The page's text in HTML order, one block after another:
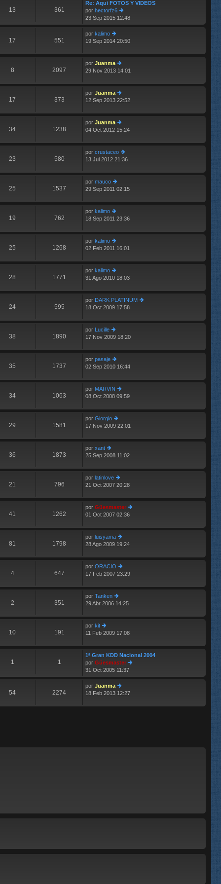
im
o
m
e
s
e
13 361
Re: Aqui FOTOS Y VIDEOS
por hectorfz6
er
últ
o
e
n
s
e
23 Sep 2015 12:48
17 551
por kalimo
er
im
o
m
n
s
aj
19 Sep 2014 20:50
8 2097
por Juanma
er
im
o
m
n
s
aj
29 Nov 2013 14:01
17 373
por Juanma
er
im
o
m
n
s
aj
12 Sep 2013 22:52
34 1238
por Juanma
er
im
o
m
n
aj
04 Oct 2012 15:24
23 580
por crustaceo
er
im
m
n
aj
13 Jul 2012 21:36
25 1537
por mauco
er
im
o
m
n
s
aj
29 Sep 2011 02:15
19 762
por kalimo
er
im
o
m
n
s
aj
18 Sep 2011 23:36
25 1268
por kalimo
er
im
o
m
n
s
aj
02 Feb 2011 16:01
28 1771
por kalimo
er
im
o
m
n
s
aj
31 Ago 2010 18:03
24 595
por DARK PLATINUM
im
n
18 Oct 2009 17:58
38 1890
por Lucille
er
im
o
m
n
s
aj
17 Nov 2009 18:20
35 1737
por pasaje
er
im
o
m
n
s
aj
02 Sep 2010 16:44
34 1063
por MARVIN
er
im
o
m
n
aj
08 Oct 2008 09:59
29 1581
por Giorgio
er
im
m
n
s
aj
17 Nov 2009 22:01
36 1873
por xant
er
im
o
m
n
s
aj
25 Sep 2008 11:02
21 796
por latinlove
er
im
o
m
n
s
aj
21 Oct 2007 20:28
41 1262
por Güesmaster
er
im
m
n
aj
01 Oct 2007 02:36
81 1798
por luisyama
er
im
o
m
n
s
aj
28 Ago 2009 19:24
4 647
por ORACIO
er
im
o
m
n
aj
17 Feb 2007 23:29
2 351
por Tanken
er
im
m
n
s
aj
e
29 Abr 2006 14:25
10 191
por kit
er
im
o
m
e
n
s
aj
11 Feb 2009 17:08
1 1
1ª Gran KDD Nacional 2004
por Güesmaster
er
últ
o
e
31 Oct 2005 11:37
54 2274
por Juanma
er
im
18 Feb 2013 12:27